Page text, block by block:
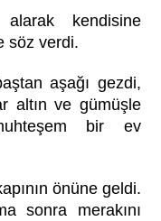
alarak kendisine
söz verdi.
aşağı gezdi,
altın ve gümüşle
bir ev
önüne geldi.
sonra merakını